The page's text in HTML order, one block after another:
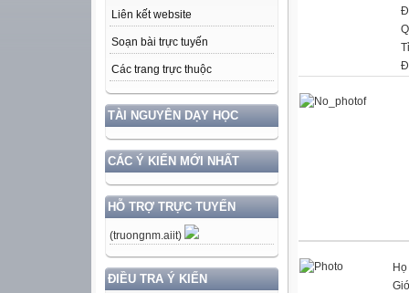
Liên kết website
Soạn bài trực tuyến
Các trang trực thuộc
TÀI NGUYÊN DẠY HỌC
CÁC Ý KIẾN MỚI NHẤT
HỖ TRỢ TRỰC TUYẾN
(truongnm.aiit)
ĐIỀU TRA Ý KIẾN